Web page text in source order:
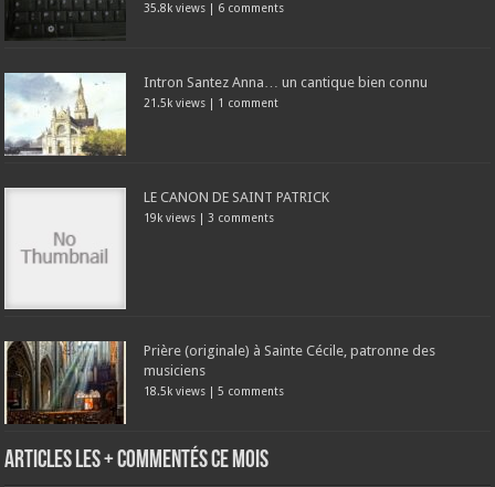
35.8k views | 6 comments
Intron Santez Anna… un cantique bien connu
21.5k views | 1 comment
LE CANON DE SAINT PATRICK
19k views | 3 comments
Prière (originale) à Sainte Cécile, patronne des
musiciens
18.5k views |5 comments
Articles les + commentés ce mois